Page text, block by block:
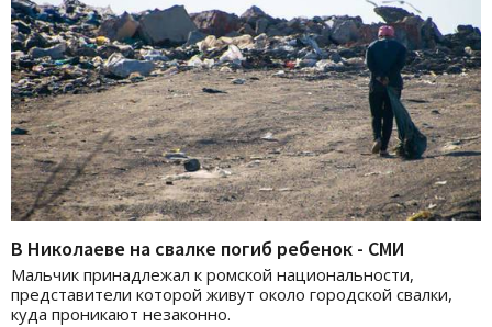
В Николаеве на свалке погиб ребенок - СМИ
Мальчик принадлежал к ромской национальности,
представители которой живут около городской свалки,
куда проникают незаконно.